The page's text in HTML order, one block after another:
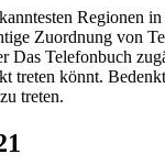
Regionen
Zuordnung von
Das Telefonbuch
treten könnt.
treten.